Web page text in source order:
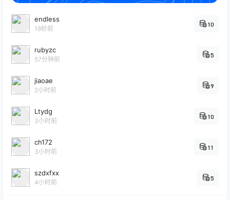
endless
18秒前
10
rubyzc
57分钟前
5
jiaoae
2小时前
9
Ltydg
3小时前
10
ch172
3小时前
11
szdxfxx
4小时前
5